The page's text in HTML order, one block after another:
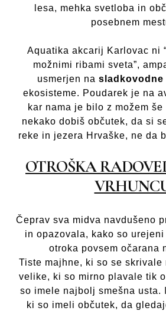
lesa, mehka svetloba in
posebnem
Aquatika akcarij Karlovac ni
možnimi ribami sveta”,
usmerjen na sladkovodne
ekosisteme. Poudarek je na
kar nama je bilo z možem
nekako dobiš občutek, da si
reke in jezera Hrvaške, ne da
OTROŠKA
Čeprav sva midva navdušeno
in opazovala, kako so
otroka povsem očarana
Tiste majhne, ki so se skrivale
velike, ki so mirno plavale tik
so imele najbolj smešna usta.
ki so imeli občutek, da